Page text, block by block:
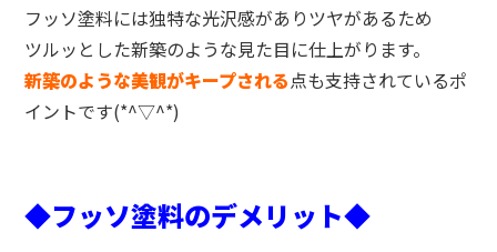
フッソ塗料には独特な光沢感がありツヤがあるため
ツルッとした新築のような見た目に仕上がります。
新築のような美観がキープされる点も支持されているポ
イントです(*^▽^*)
◆フッソ塗料のデメリット◆